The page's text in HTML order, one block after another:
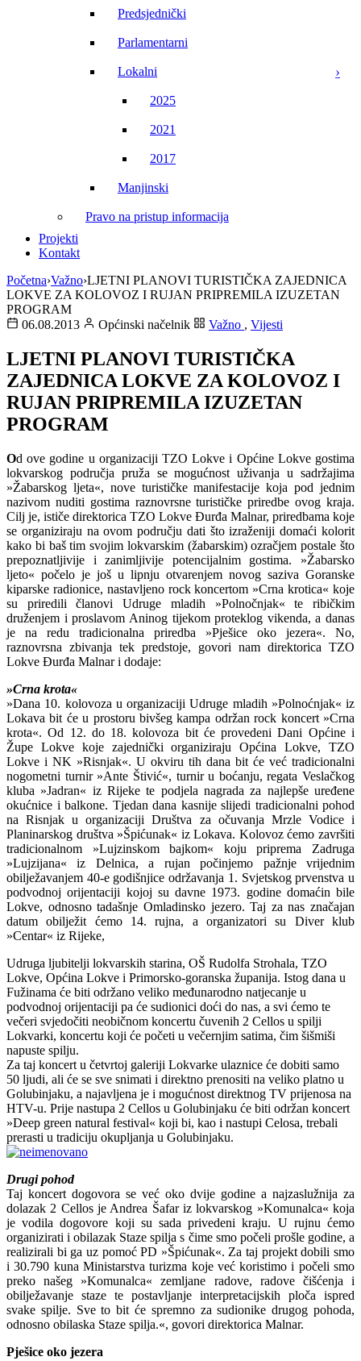
Predsjednički
Parlamentarni
Lokalni
2025
2021
2017
Manjinski
Pravo na pristup informacija
Projekti
Kontakt
Početna›Važno›LJETNI PLANOVI TURISTIČKA ZAJEDNICA
LOKVE ZA KOLOVOZ I RUJAN PRIPREMILA IZUZETAN
PROGRAM
06.08.2013
Općinski načelnik Važno , Vijesti
LJETNI PLANOVI TURISTIČKA
ZAJEDNICA LOKVE ZA KOLOVOZ I
RUJAN PRIPREMILA IZUZETAN
PROGRAM
Od ove godine u organizaciji TZO Lokve i Općine Lokve gostima
lokvarskog područja pruža se mogućnost uživanja u sadržajima
»Žabarskog ljeta«, nove turističke manifestacije koja pod jednim
nazivom nuditi gostima raznovrsne turističke priredbe ovog kraja.
Cilj je, ističe direktorica TZO Lokve Đurđa Malnar, priredbama koje
se organiziraju na ovom području dati što izraženiji domaći kolorit
kako bi baš tim svojim lokvarskim (žabarskim) ozračjem postale što
prepoznatljivije i zanimljivije potencijalnim gostima. »Žabarsko
ljeto« počelo je još u lipnju otvarenjem novog saziva Goranske
kiparske radionice, nastavljeno rock koncertom »Crna krotica« koje
su priredili članovi Udruge mladih »Polnočnjak« te ribičkim
druženjem i proslavom Aninog tijekom proteklog vikenda, a danas
je na redu tradicionalna priredba »Pješice oko jezera«. No,
raznovrsna zbivanja tek predstoje, govori nam direktorica TZO
Lokve Đurđa Malnar i dodaje:
»Crna krota«
»Dana 10. kolovoza u organizaciji Udruge mladih »Polnoćnjak« iz
Lokava bit će u prostoru bivšeg kampa održan rock koncert »Crna
krota«. Od 12. do 18. kolovoza bit će provedeni Dani Općine i
Župe Lokve koje zajednički organiziraju Općina Lokve, TZO
Lokve i NK »Risnjak«. U okviru tih dana bit će već tradicionalni
nogometni turnir »Ante Štivić«, turnir u boćanju, regata Veslačkog
kluba »Jadran« iz Rijeke te podjela nagrada za najlepše uređene
okućnice i balkone. Tjedan dana kasnije slijedi tradicionalni pohod
na Risnjak u organizaciji Društva za očuvanja Mrzle Vodice i
Planinarskog društva »Špićunak« iz Lokava. Kolovoz ćemo završiti
tradicionalnom »Lujzinskom bajkom« koju priprema Zadruga
»Lujzijana« iz Delnica, a rujan počinjemo pažnje vrijednim
obilježavanjem 40-e godišnjice održavanja 1. Svjetskog prvenstva u
podvodnoj orijentaciji kojoj su davne 1973. godine domaćin bile
Lokve, odnosno tadašnje Omladinsko jezero. Taj za nas značajan
datum obilježit ćemo 14. rujna, a organizatori su Diver klub
»Centar« iz Rijeke,
Udruga ljubitelji lokvarskih starina, OŠ Rudolfa Strohala, TZO
Lokve, Općina Lokve i Primorsko-goranska županija. Istog dana u
Fužinama će biti održano veliko međunarodno natjecanje u
podvodnoj orijentaciji pa će sudionici doći do nas, a svi ćemo te
večeri svjedočiti neobičnom koncertu čuvenih 2 Cellos u spilji
Lokvarki, koncertu koji će početi u večernjim satima, čim šišmiši
napuste spilju.
Za taj koncert u četvrtoj galeriji Lokvarke ulaznice će dobiti samo
50 ljudi, ali će se sve snimati i direktno prenositi na veliko platno u
Golubinjaku, a najavljena je i mogućnost direktnog TV prijenosa na
HTV-u. Prije nastupa 2 Cellos u Golubinjaku će biti održan koncert
»Deep green natural festival« koji bi, kao i nastupi Celosa, trebali
prerasti u tradiciju okupljanja u Golubinjaku.
Drugi pohod
Taj koncert dogovora se već oko dvije godine a najzaslužnija za
dolazak 2 Cellos je Andrea Šafar iz lokvarskog »Komunalca« koja
je vodila dogovore koji su sada privedeni kraju. U rujnu ćemo
organizirati i obilazak Staze spilja s čime smo počeli prošle godine, a
realizirali bi ga uz pomoć PD »Špićunak«. Za taj projekt dobili smo
i 30.790 kuna Ministarstva turizma koje već koristimo i počeli smo
preko našeg »Komunalca« zemljane radove, radove čišćenja i
obilježavanje staze te postavljanje interpretacijskih ploča ispred
svake spilje. Sve to bit će spremno za sudionike drugog pohoda,
odnosno obilaska Staze spilja.«, govori direktorica Malnar.
Pješice oko jezera